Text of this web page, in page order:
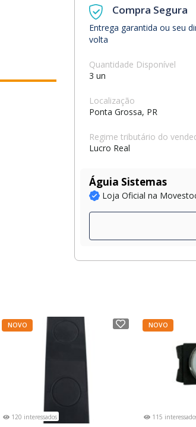
Compra Segura
Entrega garantida ou seu
volta
Quantidade Disponível
3 un
Localização
Ponta Grossa, PR
Regime tributário do
Lucro Real
Águia Sistemas
Loja Oficial na
NOVO
120 interessados
NOVO
115